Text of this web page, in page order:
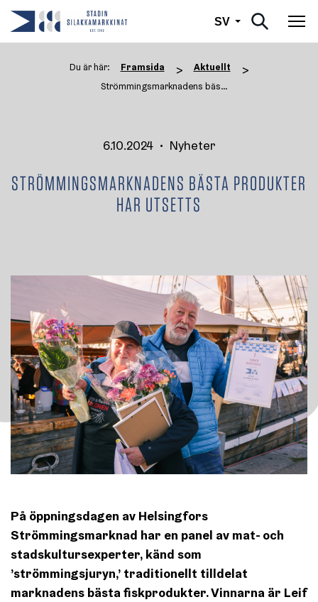
SV Svenska
Du är här: Framsida > Aktuellt >
Strömmingsmarknadens bästa p ...
6.10.2024 • Nyheter
STRÖMMINGSMARKNADENS BÄSTA PRODUKTER
HAR UTSETTS
På öppningsdagen av Helsingfors
Strömmingsmarknad har en panel av mat- och
stadskultursexperter, känd som
’strömmingsjuryn,’ traditionellt tilldelat
marknadens bästa fiskprodukter. Vinnarna är Leif